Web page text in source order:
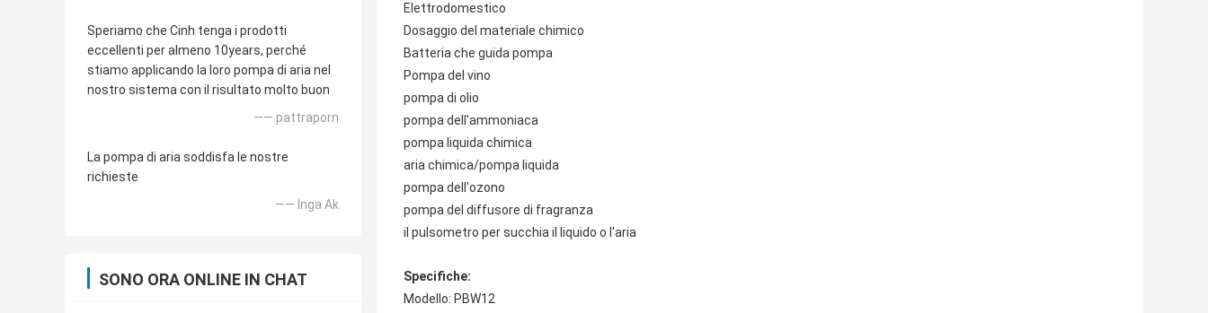
Speriamo che Cinh tenga i prodotti
eccellenti per almeno 10years, perché
stiamo applicando la loro pompa di aria nel
nostro sistema con il risultato molto buon
—— pattraporn
La pompa di aria soddisfa le nostre
richieste
—— Inga Ak
SONO ORA ONLINE IN CHAT
Elettrodomestico
Dosaggio del materiale chimico
Batteria che guida pompa
Pompa del vino
pompa di olio
pompa dell'ammoniaca
pompa liquida chimica
aria chimica/pompa liquida
pompa dell'ozono
pompa del diffusore di fragranza
il pulsometro per succhia il liquido o l'aria
Specifiche:
Modello: PBW12